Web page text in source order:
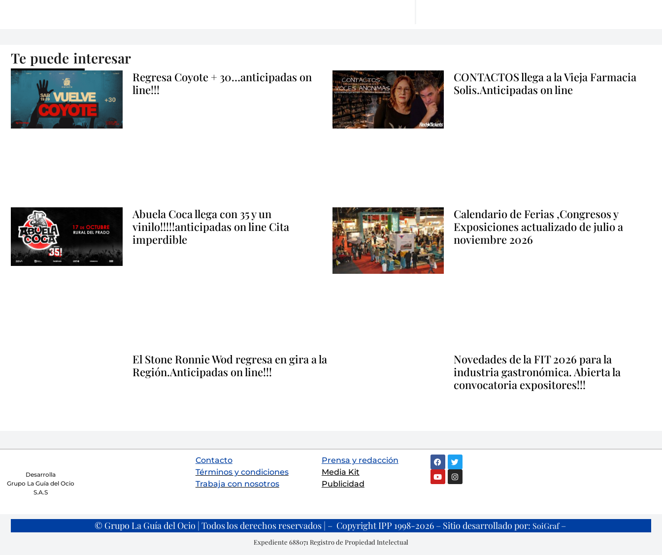
Te puede interesar
Regresa Coyote + 30…anticipadas on
line!!!
CONTACTOS llega a la Vieja Farmacia
Solis.Anticipadas on line
Abuela Coca llega con 35 y un
vinilo!!!!!anticipadas on line Cita
imperdible
Calendario de Ferias ,Congresos y
Exposiciones actualizado de julio a
noviembre 2026
El Stone Ronnie Wod regresa en gira a la
Región.Anticipadas on line!!!
Novedades de la FIT 2026 para la
industria gastronómica. Abierta la
convocatoria expositores!!!
Desarrolla
Grupo La Guía del Ocio
S.A.S
Contacto
Términos y condiciones
Trabaja con nosotros
Prensa y redacción
Media Kit
Publicidad
© Grupo La Guía del Ocio | Todos los derechos reservados | – Copyright IPP 1998-2026 – Sitio desarrollado por: SoiGraf–
Expediente 688071 Registro de Propiedad Intelectual